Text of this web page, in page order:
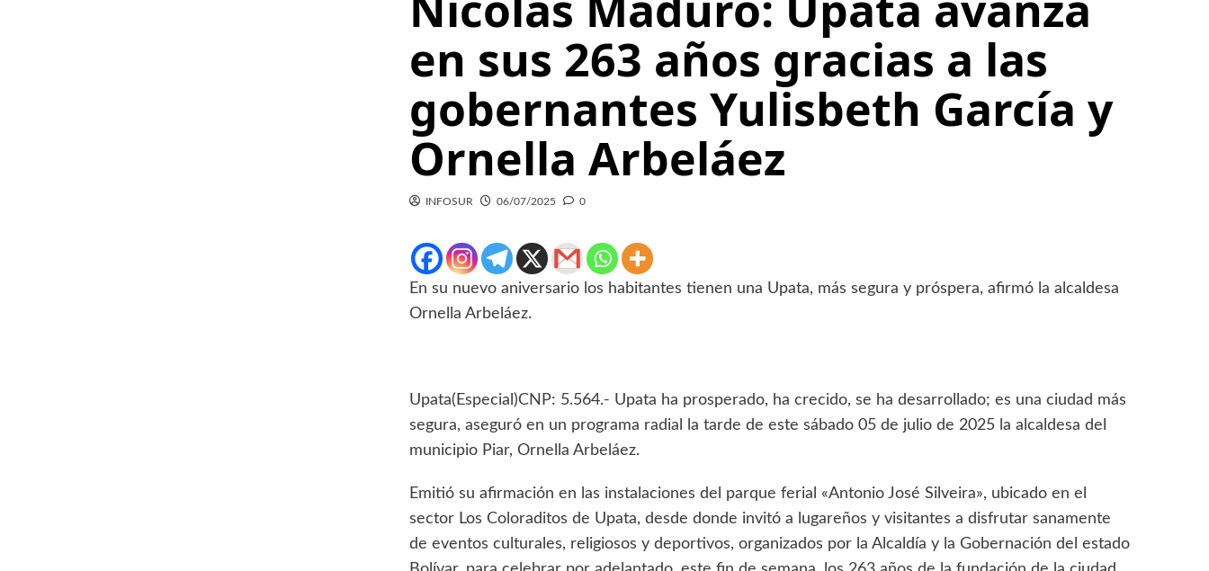
en sus 263 años gracias a las
gobernantes Yulisbeth García y
Ornella Arbeláez
INFOSUR 06/07/2025 0
En su nuevo aniversario los habitantes tienen una Upata, más segura y próspera, afirmó la alcaldesa
Ornella Arbeláez.
Upata(Especial)CNP: 5.564.- Upata ha prosperado, ha crecido, se ha desarrollado; es una ciudad más
segura, aseguró en un programa radial la tarde de este sábado 05 de julio de 2025 la alcaldesa del
municipio Piar, Ornella Arbeláez.
Emitió su afirmación en las instalaciones del parque ferial «Antonio José Silveira», ubicado en el
sector Los Coloraditos de Upata, desde donde invitó a lugareños y visitantes a disfrutar sanamente
de eventos culturales, religiosos y deportivos, organizados por la Alcaldía y la Gobernación del estado